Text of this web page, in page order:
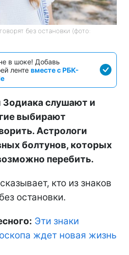
без остановки (фото:
в шоке! Добавь
ленте вместе с РБК-
Зодиака слушают и
выбирают
Астрологи
болтунов, которых
перебить.
кто из знаков
остановки.
Эти знаки
ждет новая жизнь